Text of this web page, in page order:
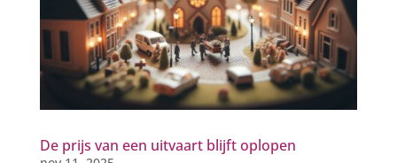
De prijs van een uitvaart blijft oplopen